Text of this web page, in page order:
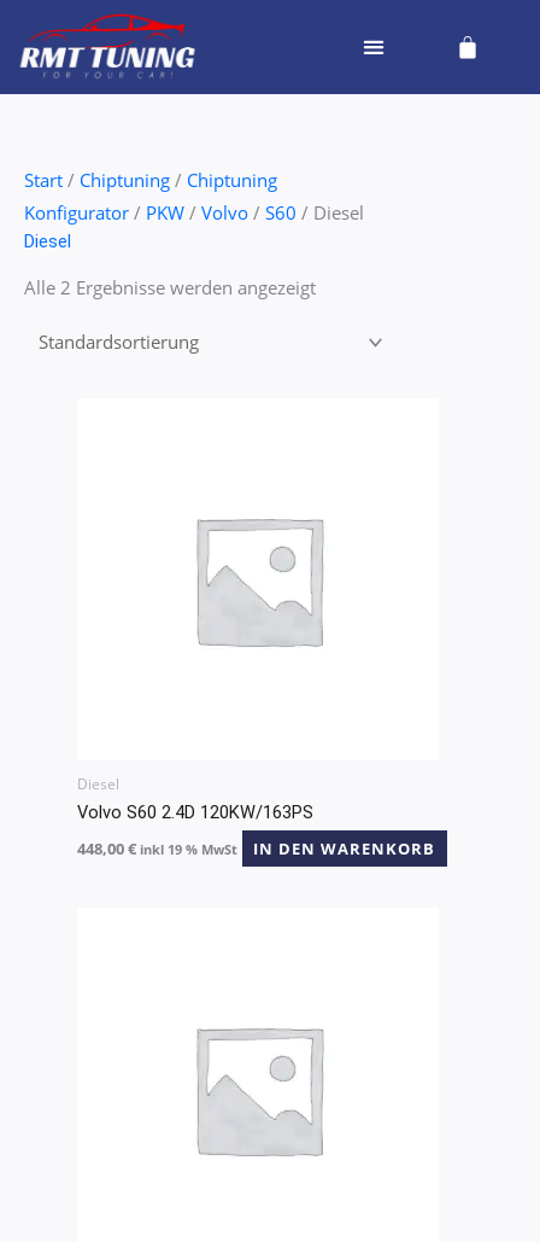
Inhalt
springen
Cart
Start / Chiptuning / Chiptuning
Konfigurator / PKW / Volvo / S60 / Diesel
Diesel
Alle 2 Ergebnisse werden angezeigt
Diesel
Volvo S60 2.4D 120KW/163PS
448,00€ inkl 19 % MwSt IN DEN WARENKORB